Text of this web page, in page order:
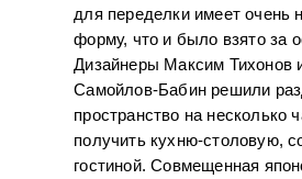
для переделки имеет очень
форму, что и было взято за
Дизайнеры Максим Тихонов
Самойлов-Бабин решили
пространство на несколько
получить кухню-столовую,
гостиной. Совмещенная